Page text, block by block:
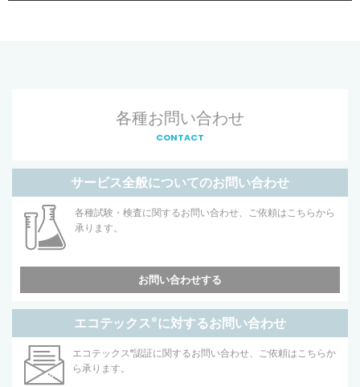
各種お問い合わせ
CONTACT
サービス全般についてのお問い合わせ
各種試験・検査に関するお問い合わせ、ご依頼はこちらから
承ります。
お問い合わせする
エコテックス®に対するお問い合わせ
エコテックス®認証に関するお問い合わせ、ご依頼はこちらか
ら承ります。